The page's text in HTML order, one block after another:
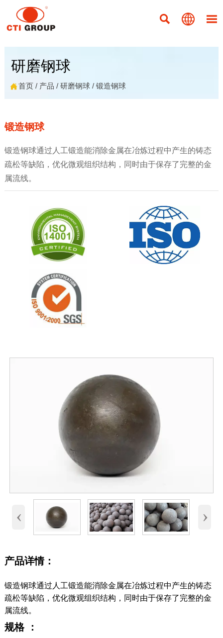
  
研磨钢球
首页/ 产品 / 研磨钢球 / 锻造钢球
锻造钢球
锻造钢球通过人工锻造能消除金属在冶炼过程中产生的铸态
疏松等缺陷，优化微观组织结构，同时由于保存了完整的金
属流线。
‹ ›
产品详情：
锻造钢球通过人工锻造能消除金属在冶炼过程中产生的铸态
疏松等缺陷，优化微观组织结构，同时由于保存了完整的金
属流线。
规格 ：